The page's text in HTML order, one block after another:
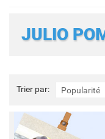
JULIO
Trier par: Popularité
Trier
par: